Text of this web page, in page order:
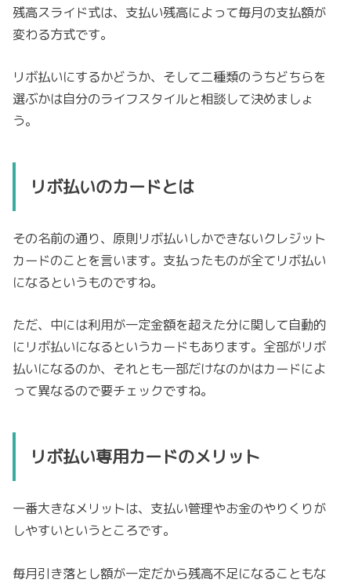
残高スライド式は、支払い残高によって毎月の支払額が
変わる方式です。
リボ払いにするかどうか、そして二種類のうちどちらを
選ぶかは自分のライフスタイルと相談して決めましょ
う。
リボ払いのカードとは
その名前の通り、原則リボ払いしかできないクレジット
カードのことを言います。支払ったものが全てリボ払い
になるというものですね。
ただ、中には利用が一定金額を超えた分に関して自動的
にリボ払いになるというカードもあります。全部がリボ
払いになるのか、それとも一部だけなのかはカードによ
って異なるので要チェックですね。
リボ払い専用カードのメリット
一番大きなメリットは、支払い管理やお金のやりくりが
しやすいというところです。
毎月引き落とし額が一定だから残高不足になることもな